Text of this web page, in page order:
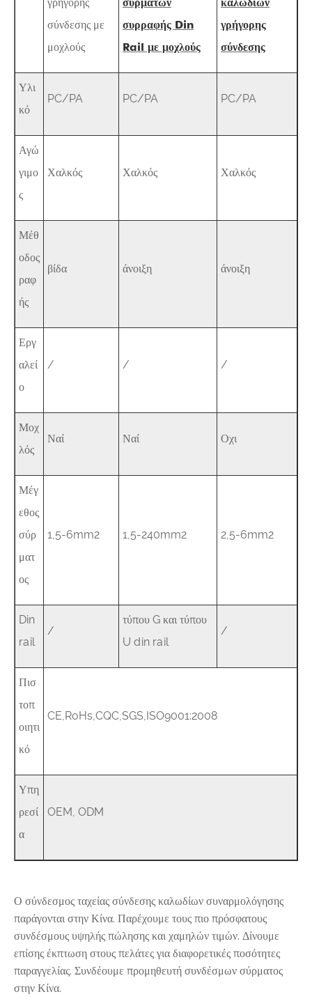
σύνδεσης με
μοχλούς
συρραφής Din
Rail με μοχλούς
γρήγορης
σύνδεσης
Υλι
κό
PC/PA PC/PA PC/PA
Αγώ
γιμο
ς
Χαλκός Χαλκός Χαλκός
Μέθ
οδος
ραφ
ής
βίδα άνοιξη άνοιξη
Εργ
αλεί
ο
/ / /
Μοχ
λός
Ναί Ναί Οχι
Μέγ
εθος
σύρ
ματ
ος
1,5-6mm2 1,5-240mm2 2,5-6mm2
Din
rail
/
τύπου G και τύπου
U din rail
/
Πισ
τοπ
οιητι
κό
CE,RoHs,CQC,SGS,ISO9001:2008
Υπη
ρεσί
α
OEM, ODM
Ο σύνδεσμος ταχείας σύνδεσης καλωδίων συναρμολόγησης
παράγονται στην Κίνα. Παρέχουμε τους πιο πρόσφατους
συνδέσμους υψηλής πώλησης και χαμηλών τιμών. Δίνουμε
επίσης έκπτωση στους πελάτες για διαφορετικές ποσότητες
παραγγελίας. Συνδέουμε προμηθευτή συνδέσμων σύρματος
στην Κίνα.